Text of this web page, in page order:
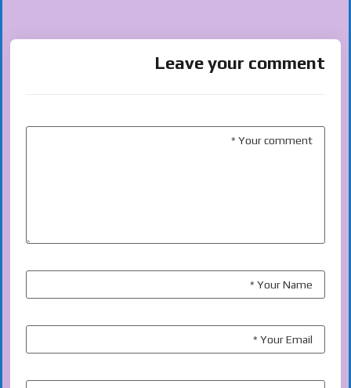
Leave your comment